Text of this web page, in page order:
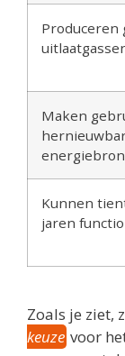
Produceren
Maken
Kunnen
jaren
Zoals je ziet,
keuze voor